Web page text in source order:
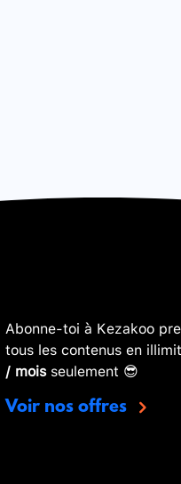
Abonne-toi à Kezakoo
tous les contenus en
/ moisseulement 😎
Voir nos offres